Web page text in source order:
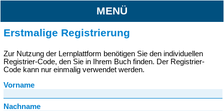
MENÜ
Erstmalige Registrierung
Zur Nutzung der Lernplattform benötigen Sie den individuellen
Registrier-Code, den Sie in Ihrem Buch finden. Der Registrier-
Code kann nur einmalig verwendet werden.
Vorname
Nachname